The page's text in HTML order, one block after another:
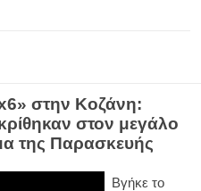
στην Κοζάνη:
στον μεγάλο
της Παρασκευής
Βγήκε το